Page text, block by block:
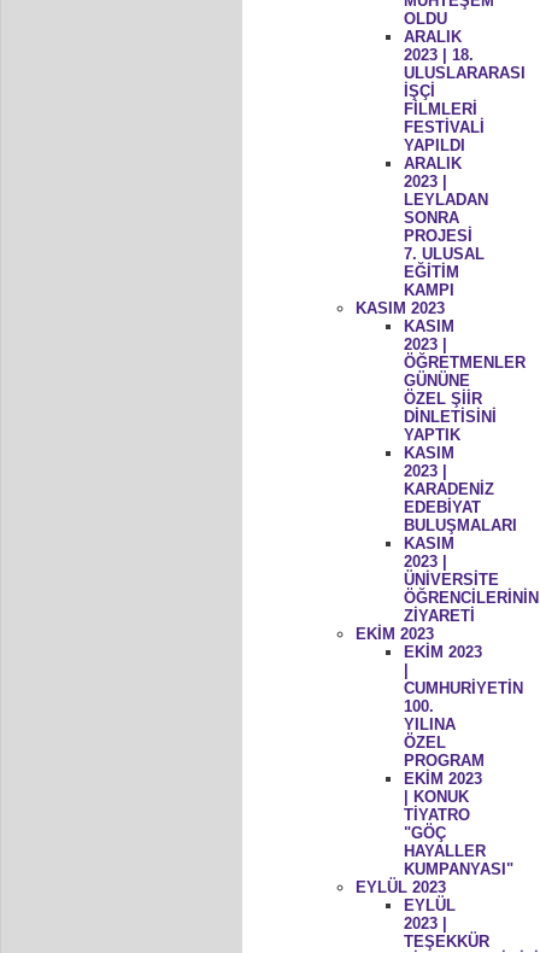
OLDU
ARALIK
2023 | 18.
ULUSLARARASI
İŞÇİ
FİLMLERİ
FESTİVALİ
YAPILDI
ARALIK
2023 |
LEYLADAN
SONRA
PROJESİ
7. ULUSAL
EĞİTİM
KAMPI
KASIM 2023
KASIM
2023 |
ÖĞRETMENLER
GÜNÜNE
ÖZEL ŞİİR
DİNLETİSİNİ
YAPTIK
KASIM
2023 |
KARADENİZ
EDEBİYAT
BULUŞMALARI
KASIM
2023 |
ÜNİVERSİTE
ÖĞRENCİLERİNİN
ZİYARETİ
EKİM 2023
EKİM 2023
CUMHURİYETİN
100.
YILINA
ÖZEL
PROGRAM
EKİM 2023
| KONUK
TİYATRO
"GÖÇ
HAYALLER
KUMPANYASI"
EYLÜL 2023
EYLÜL
2023 |
TEŞEKKÜR